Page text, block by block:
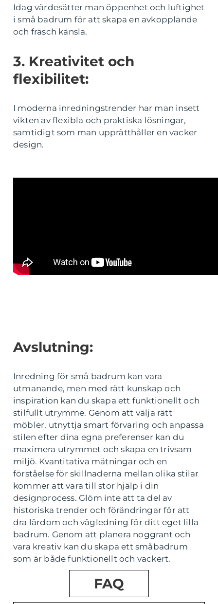
Idag värdesätter man öppenhet och luftighet
i små badrum för att skapa en avkopplande
och fräsch känsla.
3. Kreativitet och
flexibilitet:
I moderna inredningstrender har man insett
vikten av flexibla och praktiska lösningar,
samtidigt som man upprätthåller en vacker
design.
Avslutning:
Inredning för små badrum kan vara
utmanande, men med rätt kunskap och
inspiration kan du skapa ett funktionellt och
stilfullt utrymme. Genom att välja rätt
möbler, utnyttja smart förvaring och anpassa
stilen efter dina egna preferenser kan du
maximera utrymmet och skapa en trivsam
miljö. Kvantitativa mätningar och en
förståelse för skillnaderna mellan olika stilar
kommer att vara till stor hjälp i din
designprocess. Glöm inte att ta del av
historiska trender och förändringar för att
dra lärdom och vägledning för ditt eget lilla
badrum. Genom att planera noggrant och
vara kreativ kan du skapa ett småbadrum
som är både funktionellt och vackert.
FAQ